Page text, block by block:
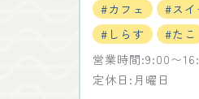
#カフェ
#スイ
#しらす
#たこ
営業時間:9:00〜
定休日:月曜日